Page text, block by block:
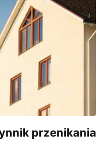
przenikania